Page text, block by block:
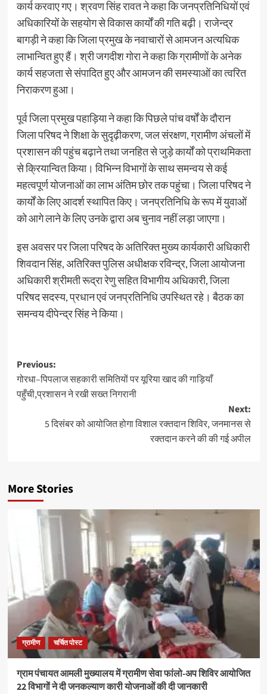
कार्य करवाए गए। श्रवण सिंह रावत ने कहा कि जनप्रतिनिधियों एवं
अधिकारियों के सहयोग से विकास कार्यों की गति बढ़ी। राजेन्द्र
बागड़ी ने कहा कि जिला प्रमुख के नवाचारों से आमजन अत्यधिक
लाभान्वित हुए हैं। श्री जगदीश गोरा ने कहा कि ग्रामीणों के अनेक
कार्य सहजता से संपादित हुए और आमजन की समस्याओं का त्वरित
निराकरण हुआ।
पूर्व जिला प्रमुख पहाड़िया ने कहा कि पिछले पांच वर्षों के दौरान
जिला परिषद ने शिक्षा के सुदृढ़ीकरण, जल संरक्षण, ग्रामीण अंचलों में
प्रशासन की पहुंच बढ़ाने तथा जनहित से जुड़े कार्यों को प्राथमिकता
से क्रियान्वित किया। विभिन्न विभागों के साथ समन्वय से कई
महत्वपूर्ण योजनाओं का लाभ अंतिम छोर तक पहुंचा। जिला परिषद ने
कार्यों के लिए आदर्श स्थापित किए। जनप्रतिनिधि के रूप में युवाओं
को आगे लाने के लिए उनके द्वारा अब चुनाव नहीं लड़ा जाएगा।
इस अवसर पर जिला परिषद के अतिरिक्त मुख्य कार्यकारी अधिकारी
शिवदान सिंह, अतिरिक्त पुलिस अधीक्षक रविन्द्र, जिला आयोजना
अधिकारी श्रीमती रूद्रा रेणु सहित विभागीय अधिकारी, जिला
परिषद सदस्य, प्रधान एवं जनप्रतिनिधि उपस्थित रहे। बैठक का
समन्वय दीपेन्द्र सिंह ने किया।
Previous:
गोरधा–पिपलाज सहकारी समितियों पर यूरिया खाद की गाड़ियाँ
पहुँची,प्रशासन ने रखी सख्त निगरानी
Next:
5 दिसंबर को आयोजित होगा विशाल रक्तदान शिविर, जनमानस से
रक्तदान करने की की गई अपील
More Stories
ग्रामीण चर्चित पोस्ट
ग्राम पंचायत आमली मुख्यालय में ग्रामीण सेवा फांलो-अप शिविर आयोजित
22 विभागों ने दी जनकल्याण कारी योजनाओं की दी जानकारी